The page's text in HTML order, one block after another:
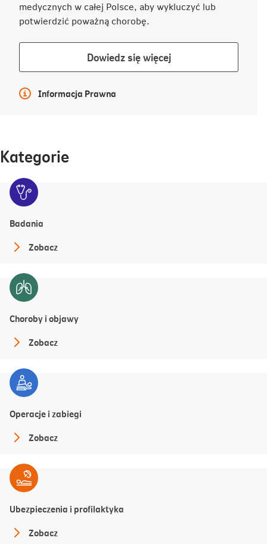
medycznych w całej Polsce, aby wykluczyć lub
potwierdzić poważną chorobę.
Dowiedz się więcejDowiedz
się
Więcej informacji
Informacja Prawna
Kategorie
Badania
Zobacz
Choroby i objawy
Zobacz
Operacje i zabiegi
Zobacz
Ubezpieczenia i profilaktyka
Zobacz